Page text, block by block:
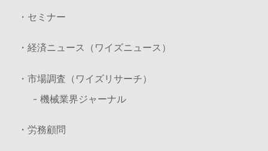
・セミナー
・経済ニュース（ワイズニュース）
・市場調査（ワイズリサーチ）
- 機械業界ジャーナル
・労務顧問